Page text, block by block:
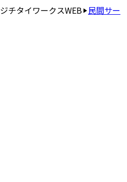
ジチタイワークスWEB 民間サー